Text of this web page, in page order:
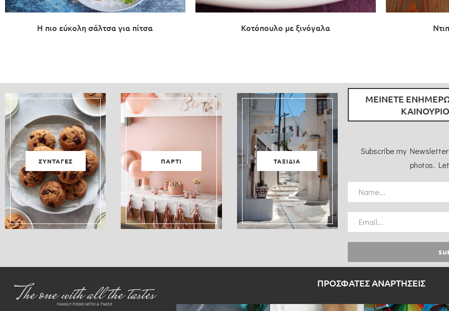
Η πιο εύκολη σάλτσα για πίτσα Κοτόπουλο με ξινόγαλα
ΣΥΝΤΑΓΕΣ ΠΑΡΤΙ ΤΑΞΙΔΙΑ
ΜΕΙΝΕΤΕ
Subscribe my
photos.
ΠΡΟΣΦΑΤΕΣ ΑΝΑΡΤΗΣΕΙΣ